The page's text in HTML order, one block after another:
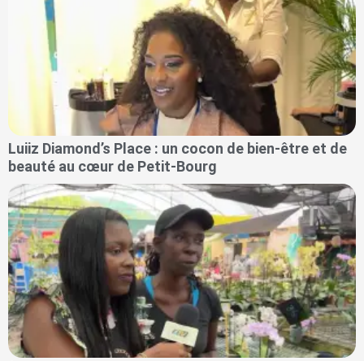
Luiiz Diamond’s Place : un cocon de bien-être et de
beauté au cœur de Petit-Bourg